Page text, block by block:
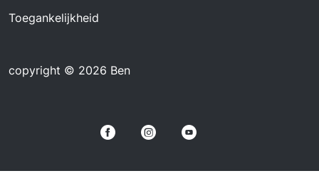
Toegankelijkheid
copyright © 2026 Ben